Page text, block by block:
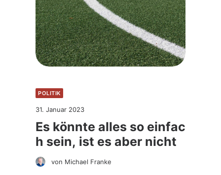
POLITIK
31. Januar 2023
Es könnte alles so einfac
h sein, ist es aber nicht
von Michael Franke